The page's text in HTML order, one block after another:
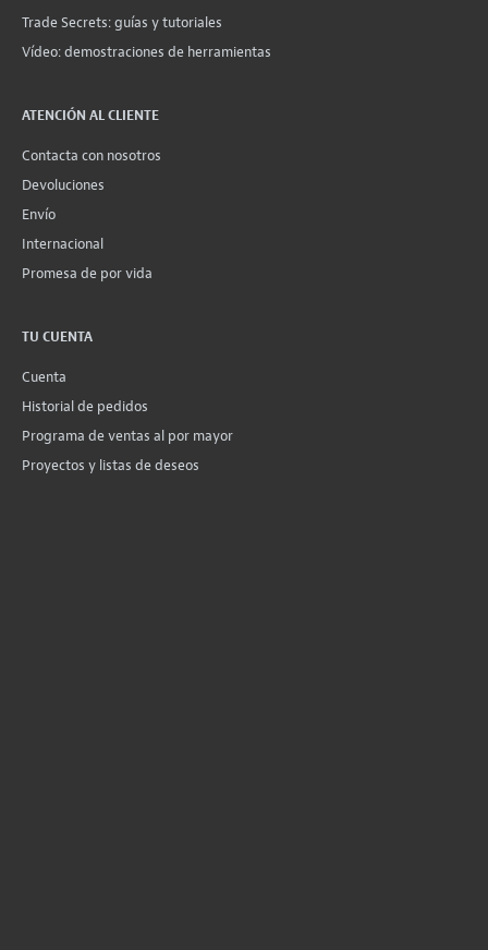
Trade Secrets: guías y tutoriales
Vídeo: demostraciones de herramientas
ATENCIÓN AL CLIENTE
Contacta con nosotros
Devoluciones
Envío
Internacional
Promesa de por vida
TU CUENTA
Cuenta
Historial de pedidos
Programa de ventas al por mayor
Proyectos y listas de deseos